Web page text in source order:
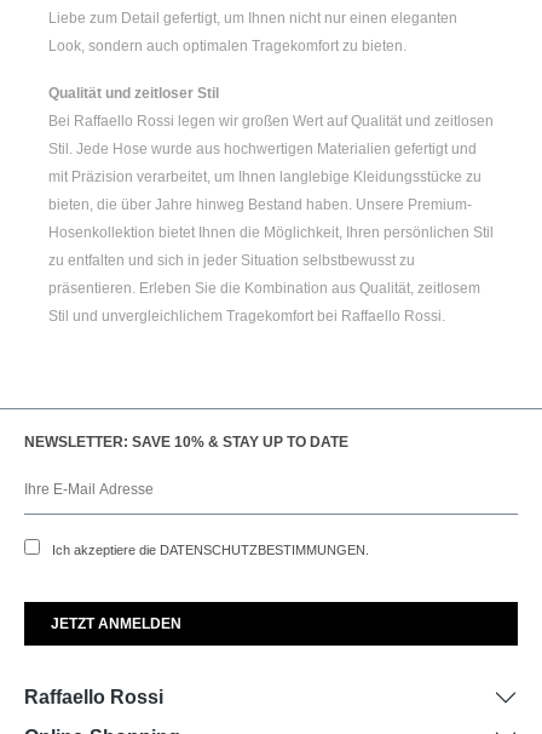
Liebe zum Detail gefertigt, um Ihnen nicht nur einen eleganten
Look, sondern auch optimalen Tragekomfort zu bieten.
Qualität und zeitloser Stil
Bei Raffaello Rossi legen wir großen Wert auf Qualität und zeitlosen
Stil. Jede Hose wurde aus hochwertigen Materialien gefertigt und
mit Präzision verarbeitet, um Ihnen langlebige Kleidungsstücke zu
bieten, die über Jahre hinweg Bestand haben. Unsere Premium-
Hosenkollektion bietet Ihnen die Möglichkeit, Ihren persönlichen Stil
zu entfalten und sich in jeder Situation selbstbewusst zu
präsentieren. Erleben Sie die Kombination aus Qualität, zeitlosem
Stil und unvergleichlichem Tragekomfort bei Raffaello Rossi.
NEWSLETTER: SAVE 10% & STAY UP TO DATE
Ich akzeptiere die DATENSCHUTZBESTIMMUNGEN
Raffaello Rossi